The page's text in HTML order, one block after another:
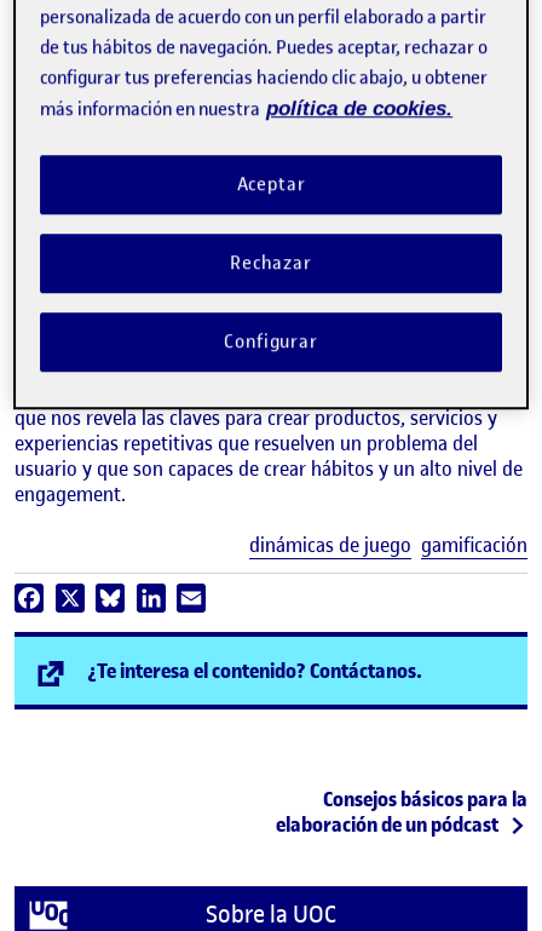
LAURA LAGUNA PALACIN
que nos revela las claves para crear productos, servicios y
experiencias repetitivas que resuelven un problema del
usuario y que son capaces de crear hábitos y un alto nivel de
engagement.
dinámicas de juego gamificación
Facebook BlueskyLinkedIn
¿Te interesa el contenido? Contáctanos.
Post navigationSiguiente publicación
Consejos básicos para la
elaboración de un pódcast
Sobre la UOC
personalizada de acuerdo con un perfil elaborado a partir
de tus hábitos de navegación. Puedes aceptar, rechazar o
configurar tus preferencias haciendo clic abajo, u obtener
más información en nuestra política de cookies.
Rechazar
Aceptar
Configurar